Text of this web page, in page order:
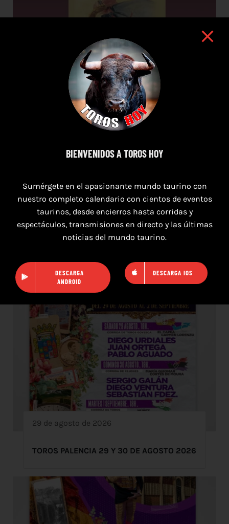
TOROS HERRERA DEL DUQUE 16 AGOSTO
2026.
29 de agosto de 2026
TOROS PALENCIA 29 Y 30 DE AGOSTO 2026
BIENVENIDOS A TOROS HOY
Sumérgete en el apasionante mundo taurino con
nuestro completo calendario con cientos de eventos
taurinos, desde encierros hasta corridas y
espectáculos, transmisiones en directo y las últimas
noticias del mundo taurino.
DESCARGA
ANDROID
DESCARGA IOS